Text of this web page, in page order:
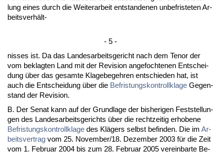
lung ei­nes durch die Wei­ter­ar­beit ent­stan­de­nen un­be­fris­te­ten Ar­
beits­verhält-
- 5 -
nis­ses ist. Da das Lan­des­ar­beits­ge­richt nach dem Te­nor der
vom be­klag­ten Land mit der Re­vi­si­on an­ge­foch­te­nen Ent­schei­
dung über das ge­sam­te Kla­ge­be­geh­ren ent­schie­den hat, ist
auch die Ent­schei­dung über die Be­fris­tungs­kon­troll­kla­ge Ge­gen­
stand der Re­vi­si­on.
B. Der Se­nat kann auf der Grund­la­ge der bis­he­ri­gen Fest­stel­lun­
gen des Lan­des­ar­beits­ge­richts über die recht­zei­tig er­ho­be­ne
Be­fris­tungs­kon­troll­kla­ge des Klägers selbst be­fin­den. Die im Ar­
beits­ver­trag vom 25. No­vem­ber/18. De­zem­ber 2003 für die Zeit
vom 1. Fe­bru­ar 2004 bis zum 28. Fe­bru­ar 2005 ver­ein­bar­te Be­